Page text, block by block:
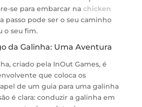
se para embarcar na chicken
passo pode ser o seu caminho
o seu fim.
da Galinha: Uma Aventura
criado pela InOut Games, é
que coloca os
de um guia para uma galinha
é clara: conduzir a galinha em